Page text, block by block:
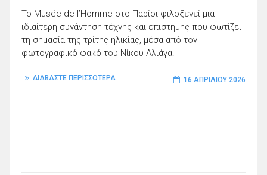
To Musée de l’Homme στο Παρίσι φιλοξενεί μια
ιδιαίτερη συνάντηση τέχνης και επιστήμης που φωτίζει
τη σημασία της τρίτης ηλικίας, μέσα από τον
φωτογραφικό φακό του Νίκου Αλιάγα.
ΔΙΑΒΑΣΤΕ ΠΕΡΙΣΣΟΤΕΡΑ 16 ΑΠΡΙΛΊΟΥ 2026